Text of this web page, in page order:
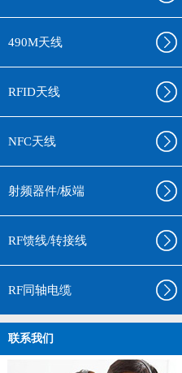
490M天线
RFID天线
NFC天线
射频器件/板端
RF馈线/转接线
RF同轴电缆
联系我们